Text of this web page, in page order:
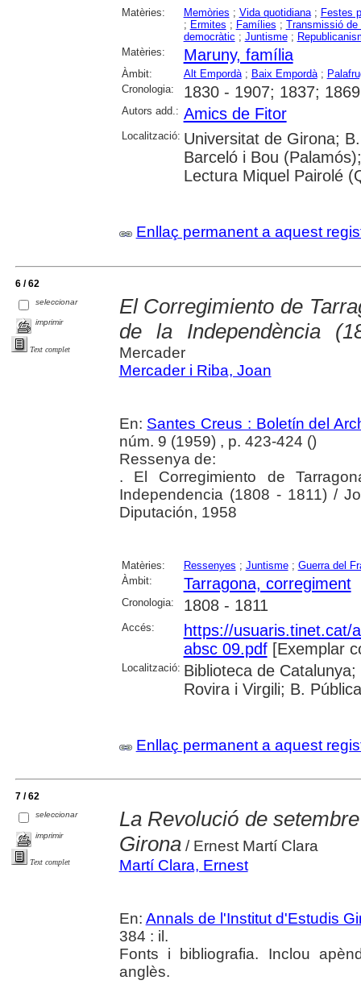
Matèries: Memòries ; Vida quotidiana; Festes
; Ermites ; Famílies ; Transmissió de
democràtic ; Juntisme;
Matèries:
Maruny, família
Àmbit: Alt Empordà; Baix Empordà;
Cronologia:
1830 - 1907; 1837; 1869
Autors add.: Amics de Fitor
Localització: Universitat de Girona;
Barceló i Bou
Lectura Miquel Pairolé
Enllaç permanent a aquest
6 / 62
seleccionar
imprimir
Text complet
El Corregimiento de
de la Independència
Mercader
Mercader i Riba, Joan
En: Santes Creus : Boletín del
núm. 9 (1959) , p. 423-424 ()
Ressenya de:
. El Corregimiento de
Independencia (1808 - 1811) /
Diputación, 1958
Matèries: Ressenyes ; Juntisme; Guerra del
Àmbit:
Tarragona, corregiment
Cronologia: 1808 - 1811
Accés:
https://usuaris.tinet.cat/
absc 09.pdf[Exemplar
Localització: Biblioteca de
Rovira i Virgili; B.
Enllaç permanent a aquest
7 / 62
seleccionar
imprimir
Text complet
La Revolució de
Girona/ Ernest Martí Clara
Martí Clara, Ernest
En: Annals de l'Institut d'Estudis
384 : il.
Fonts i bibliografia. Inclou
anglès.